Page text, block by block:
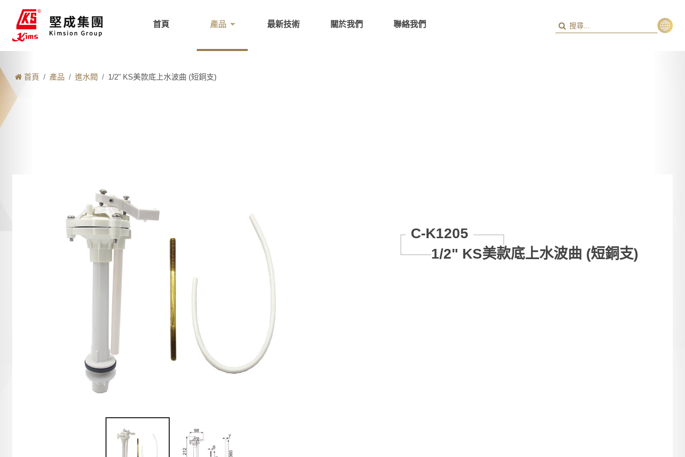
首頁 產品 最新技術 關於我們
聯絡我們
首頁 產品 進水閥 1/2" KS美款底上水波曲 (短銅支)
C-K1205
1/2" KS美款底上水波曲 (短銅支)